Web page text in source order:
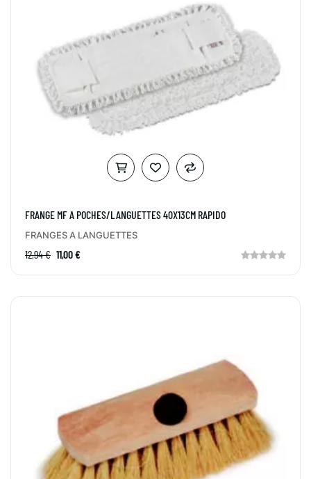
FRANGE MF A POCHES/LANGUETTES 40X13CM RAPIDO
FRANGES A LANGUETTES
12,94 € 11,00 €